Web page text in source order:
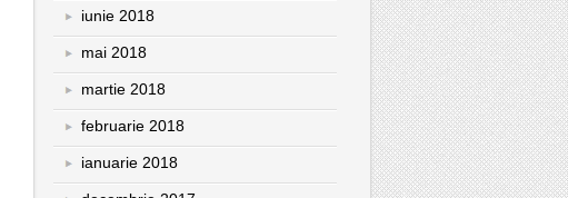
iunie 2018
mai 2018
martie 2018
februarie 2018
ianuarie 2018